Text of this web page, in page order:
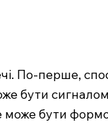
По-перше,
бути
може бути